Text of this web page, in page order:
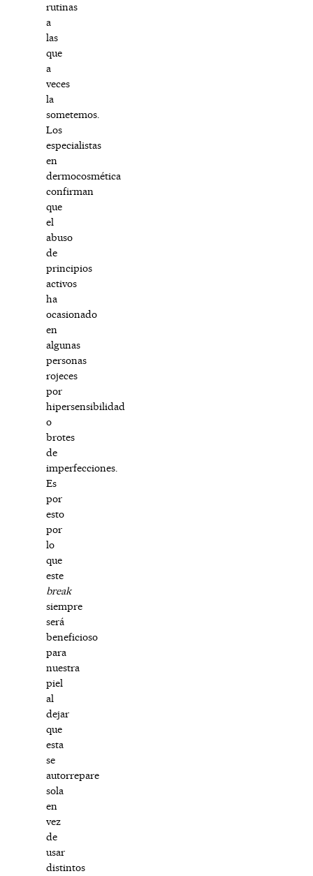
rutinas
a
las
que
a
veces
la
sometemos.
Los
especialistas
en
dermocosmética
confirman
que
el
abuso
de
principios
activos
ha
ocasionado
en
algunas
personas
rojeces
por
hipersensibilidad
o
brotes
de
imperfecciones.
Es
por
esto
por
lo
que
este
break
siempre
será
beneficioso
para
nuestra
piel
al
dejar
que
esta
se
autorrepare
sola
en
vez
de
usar
distintos